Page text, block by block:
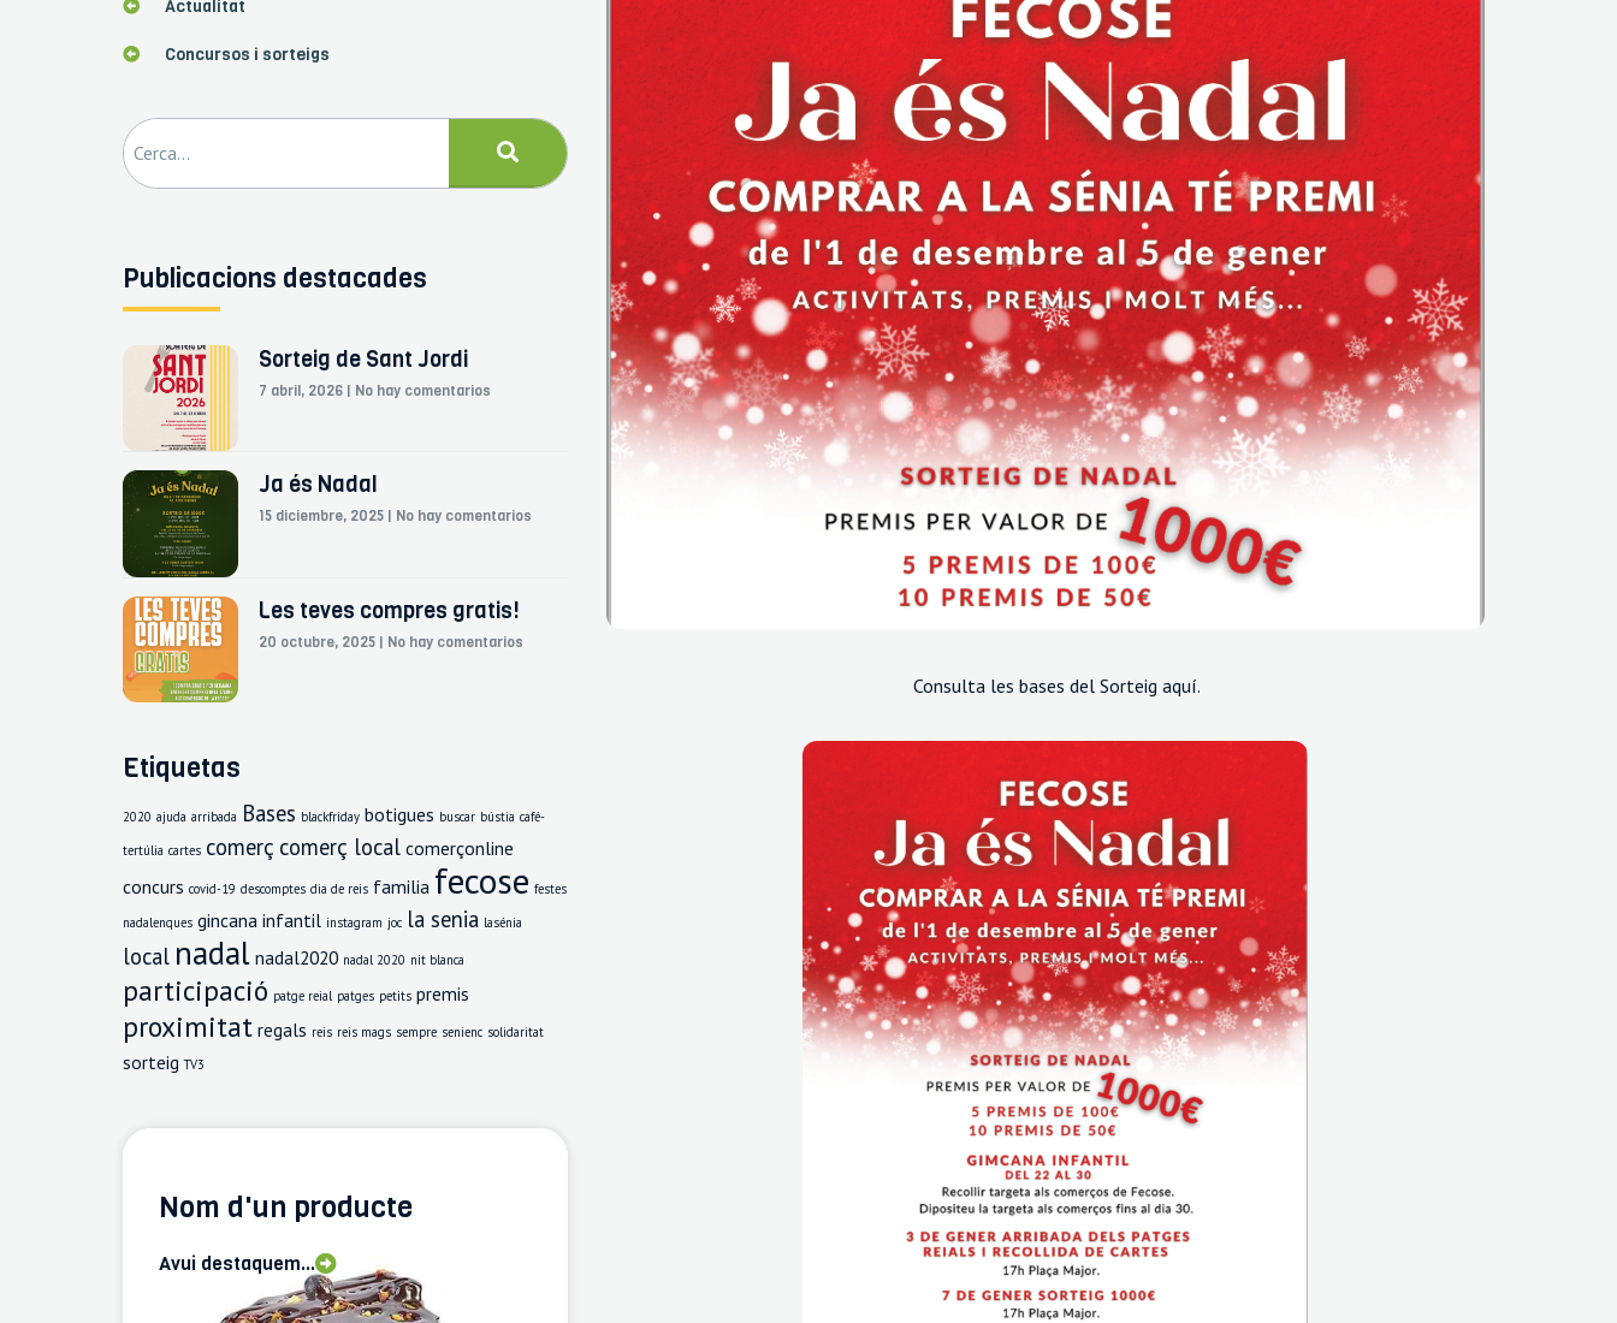
Actualitat
Concursos i sorteigs
Publicacions destacades
Sorteig de Sant Jordi
7 abril, 2026 No hay comentarios
Ja és Nadal
15 diciembre, 2025 No hay comentarios
Les teves compres gratis!
20 octubre, 2025 No hay comentarios
Etiquetas
2020 ajuda arribada Bases blackfriday botigues buscar bústia café-
tertúlia cartes comerç comerç local comerçonline
concurs covid-19 descomptes dia de reis familia fecose festes
nadalenques gincana infantil instagram joc la senia lasénia
local nadal nadal2020 nadal 2020 nit blanca
participació patge reial patges petits premis
proximitat regals reis reis mags sempre senienc solidaritat
sorteig TV3
Nom d'un producte
Avui destaquem...
Consulta les bases del Sorteig aquí.